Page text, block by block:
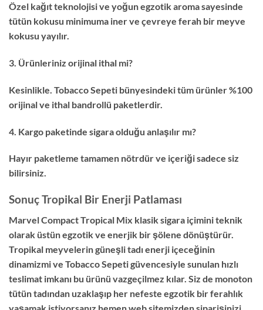
Özel kağıt teknolojisi ve yoğun egzotik aroma sayesinde
tütün kokusu minimuma iner ve çevreye ferah bir meyve
kokusu yayılır.
3. Ürünleriniz orijinal ithal mi?
Kesinlikle. Tobacco Sepeti bünyesindeki tüm ürünler %100
orijinal ve ithal bandrollü paketlerdir.
4. Kargo paketinde sigara olduğu anlaşılır mı?
Hayır paketleme tamamen nötrdür ve içeriği sadece siz
bilirsiniz.
Sonuç Tropikal Bir Enerji Patlaması
Marvel Compact Tropical Mix klasik sigara içimini teknik
olarak üstün egzotik ve enerjik bir şölene dönüştürür.
Tropikal meyvelerin güneşli tadı enerji içeceğinin
dinamizmi ve Tobacco Sepeti güvencesiyle sunulan hızlı
teslimat imkanı bu ürünü vazgeçilmez kılar. Siz de monoton
tütün tadından uzaklaşıp her nefeste egzotik bir ferahlık